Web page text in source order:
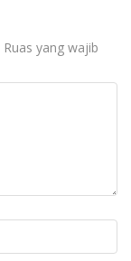
Ruas yang wajib